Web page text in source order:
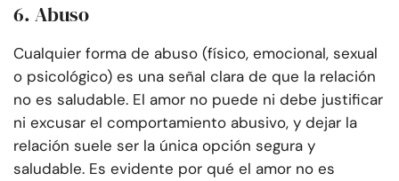
6. Abuso
Cualquier forma de abuso (físico, emocional, sexual
o psicológico) es una señal clara de que la relación
no es saludable. El amor no puede ni debe justificar
ni excusar el comportamiento abusivo, y dejar la
relación suele ser la única opción segura y
saludable. Es evidente por qué el amor no es